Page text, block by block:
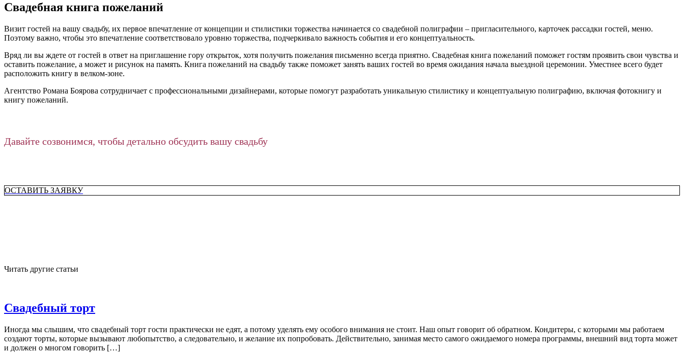
Свадебная книга пожеланий
Визит гостей на вашу свадьбу, их первое впечатление от концепции и стилистики торжества начинается со свадебной полиграфии – пригласительного, карточек рассадки гостей, меню.
Поэтому важно, чтобы это впечатление соответствовало уровню торжества, подчеркивало важность события и его концептуальность.
Вряд ли вы ждете от гостей в ответ на приглашение гору открыток, хотя получить пожелания письменно всегда приятно. Свадебная книга пожеланий поможет гостям проявить свои чувства и
оставить пожелание, а может и рисунок на память. Книга пожеланий на свадьбу также поможет занять ваших гостей во время ожидания начала выездной церемонии. Уместнее всего будет
расположить книгу в велком-зоне.
Агентство Романа Боярова сотрудничает с профессиональными дизайнерами, которые помогут разработать уникальную стилистику и концептуальную полиграфию, включая фотокнигу и
книгу пожеланий.
Давайте созвонимся, чтобы детально обсудить вашу свадьбу
ОСТАВИТЬ ЗАЯВКУ
Читать другие статьи
Свадебный торт
Иногда мы слышим, что свадебный торт гости практически не едят, а потому уделять ему особого внимания не стоит. Наш опыт говорит об обратном. Кондитеры, с которыми мы работаем
создают торты, которые вызывают любопытство, а следовательно, и желание их попробовать. Действительно, занимая место самого ожидаемого номера программы, внешний вид торта может
и должен о многом говорить […]